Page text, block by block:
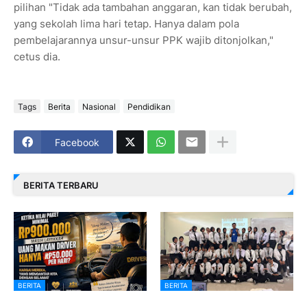
pilihan "Tidak ada tambahan anggaran, kan tidak berubah,
yang sekolah lima hari tetap. Hanya dalam pola
pembelajarannya unsur-unsur PPK wajib ditonjolkan,"
cetus dia.
Tags Berita Nasional Pendidikan
Facebook
BERITA TERBARU
BERITA BERITA